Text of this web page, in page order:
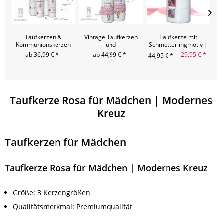
Taufkerzen &
Kommunionskerzen
für Mädchen | Rosa-
Silber
ab 36,99 € *
Vintage Taufkerzen
und
Kommunionskerzen
für Mädchen mit
ab 44,99 € *
Taufkerze mit
Schmetterlingmotiv |
Leonie
44,95 € * 29,95 € *
Taufkerze Rosa für Mädchen | Modernes
Kreuz
Taufkerzen für Mädchen
Taufkerze Rosa für Mädchen | Modernes Kreuz
Größe: 3 Kerzengrößen
Qualitätsmerkmal: Premiumqualität